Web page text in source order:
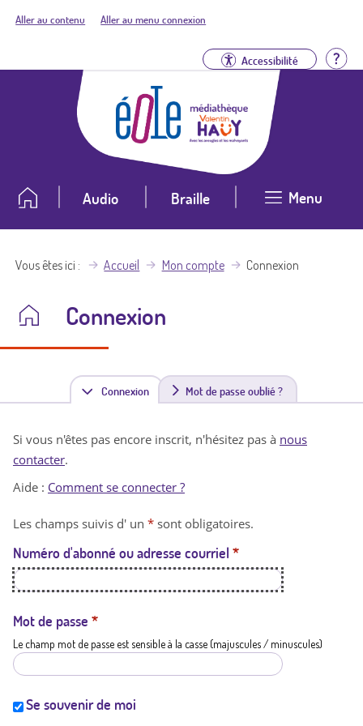
Aller au contenu Aller au menu connexion
Accessibilité
Audio Braille Menu
Vous êtes ici Accueil Mon compte Connexion
Connexion
Connexion(
n
t
a
t
i
Mot de passe oublié ?
Si vous n'êtes pas encore inscrit, n'hésitez pas à nous
contacter.
Aide : Comment se connecter ?
Les champs suivis d' un * sont obligatoires.
Numéro d'abonné ou adresse courriel *
Mot de passe *
Le champ mot de passe est sensible à la casse (majuscules / minuscules)
Se souvenir de moi